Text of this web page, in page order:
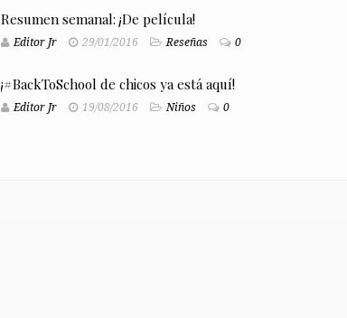
Resumen semanal: ¡De película!
Editor Jr 29/01/2016 Reseñas 0
¡#BackToSchool de chicos ya está aquí!
Editor Jr 19/08/2016 Niños 0